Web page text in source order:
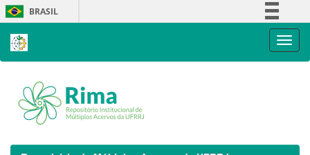
Skip
navigation
BRASIL